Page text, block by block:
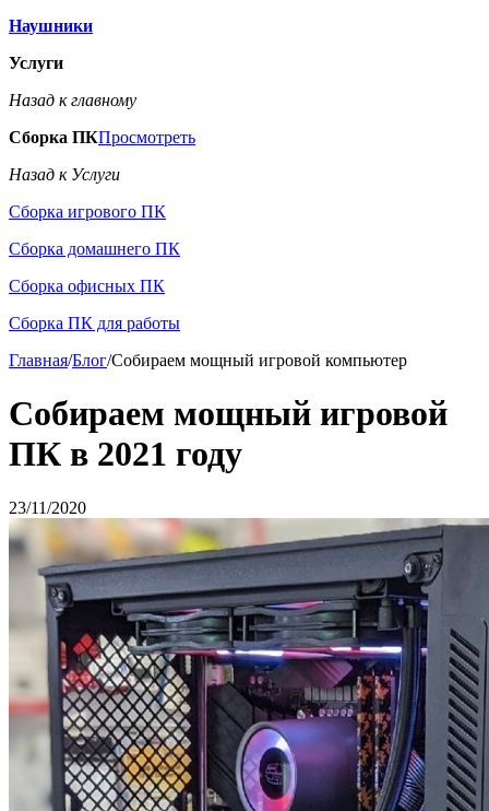
Наушники
Услуги
Назад к главному
Сборка ПКПросмотреть
Назад к Услуги
Сборка игрового ПК
Сборка домашнего ПК
Сборка офисных ПК
Сборка ПК для работы
Главная/Блог/Собираем мощный игровой компьютер
Собираем мощный игровой
ПК в 2021 году
23/11/2020